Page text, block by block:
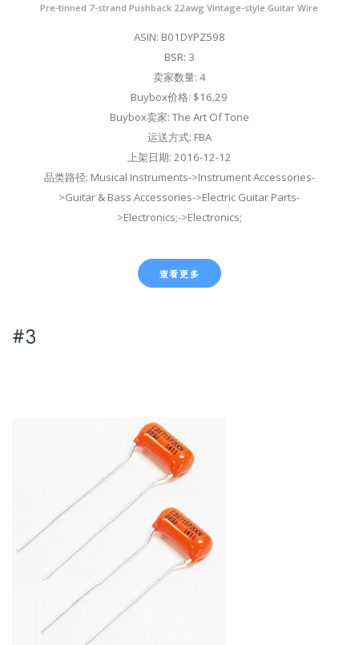
Pre-tinned 7-strand Pushback 22awg Vintage-style Guitar Wire
ASIN: B01DYPZ598
BSR: 3
卖家数量: 4
Buybox价格: $16.29
Buybox卖家: The Art Of Tone
运送方式: FBA
上架日期: 2016-12-12
品类路径: Musical Instruments->Instrument Accessories-
>Guitar & Bass Accessories->Electric Guitar Parts-
>Electronics;->Electronics;
查看更多
#3